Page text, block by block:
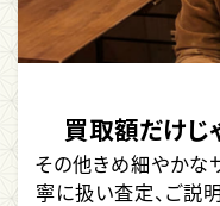
買取額だけじ
その他きめ細やかな
寧に扱い査定、ご説